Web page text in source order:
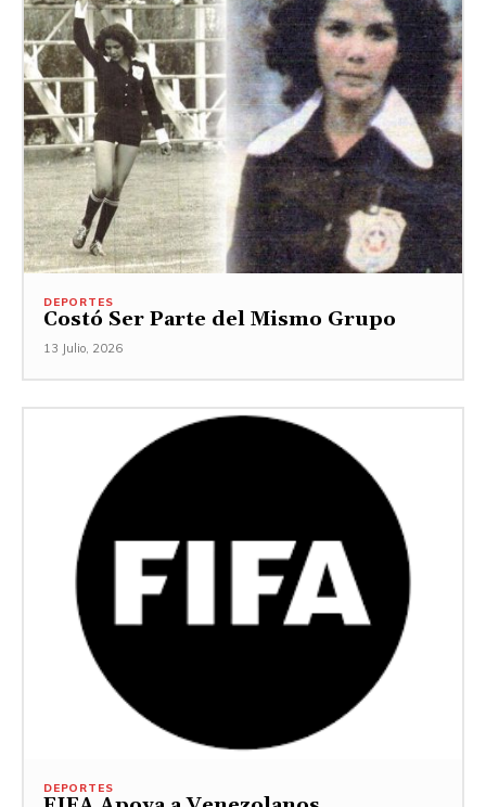
DEPORTES
Costó Ser Parte del Mismo Grupo
13 Julio, 2026
DEPORTES